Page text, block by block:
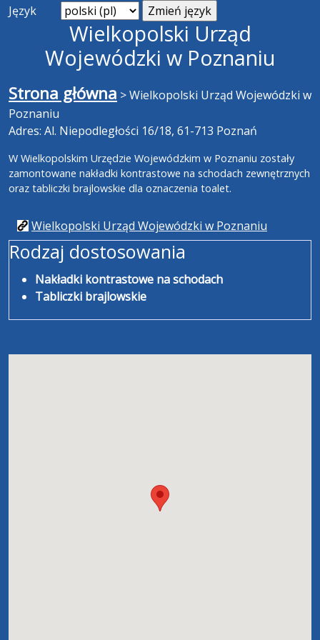
Język
Wielkopolski Urząd
Wojewódzki w Poznaniu
Strona główna >Wielkopolski Urząd Wojewódzki w
Poznaniu
Adres: Al. Niepodległości 16/18, 61-713 Poznań
W Wielkopolskim Urzędzie Wojewódzkim w Poznaniu zostały
zamontowane nakładki kontrastowe na schodach zewnętrznych
oraz tabliczki brajlowskie dla oznaczenia toalet.
Wielkopolski Urząd Wojewódzki w Poznaniu
Rodzaj dostosowania
Nakładki kontrastowe na schodach
Tabliczki brajlowskie